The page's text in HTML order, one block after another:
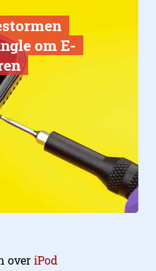
om E-
overiPod